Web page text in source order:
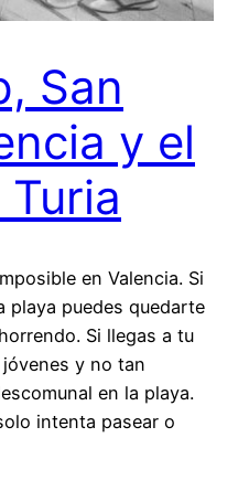
San
y el
en Valencia. Si
playa puedes quedarte
Si llegas a tu
y no tan
en la playa.
intenta pasear o